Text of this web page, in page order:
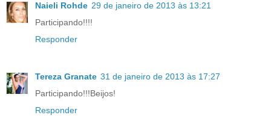
Naieli Rohde 29 de janeiro de 2013 às 13:21
Participando!!!!
Responder
Tereza Granate 31 de janeiro de 2013 às 17:27
Participando!!!Beijos!
Responder